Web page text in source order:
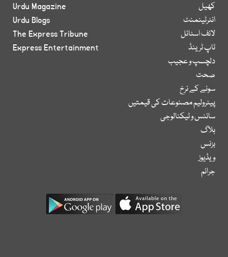
کھیل
انٹرٹینمنٹ
لائف اسٹائل
ٹاپ ٹرینڈ
دلچسپ و عجیب
صحت
سونے کے نرخ
پیٹرولیم مصنوعات کی قیمتیں
سائنس و ٹیکنالوجی
بلاگ
بزنس
ویڈیوز
جرائم
Urdu Magazine
Urdu Blogs
The Express Tribune
Express Entertainment